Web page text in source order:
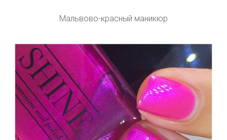
Мальвово-красный маникюр